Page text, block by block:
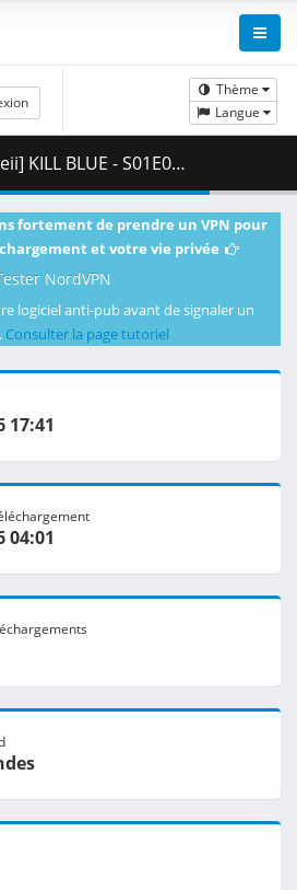
Thème
Langue
DL 1080p H264 AAC] [C56C5C58].mkv.003 ( 459.73 MB )
fortement de prendre un VPN pour
et votre vie privée
NordVPN
logiciel anti-pub avant de signaler un
Consulter la page tutoriel
17:41
04:01